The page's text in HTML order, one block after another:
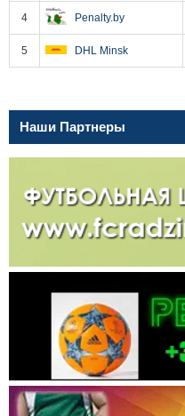
4 Penalty.by
5 DHL Minsk
Наши Партнеры